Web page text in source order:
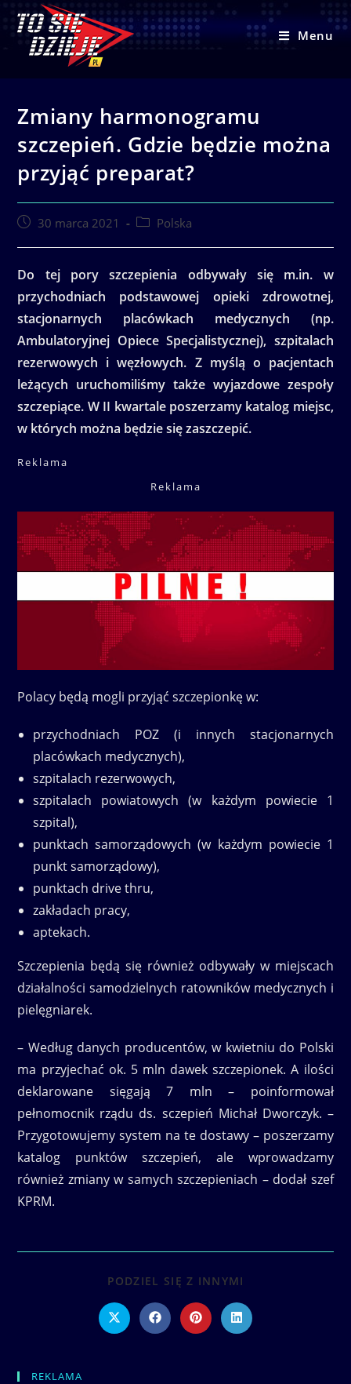
content
Menu
Zmiany harmonogramu
szczepień. Gdzie będzie można
przyjąć preparat?
Post30 marca 2021
PostPolska
Do tej pory szczepienia odbywały się m.in. w
przychodniach podstawowej opieki zdrowotnej,
stacjonarnych placówkach medycznych (np.
Ambulatoryjnej Opiece Specjalistycznej), szpitalach
rezerwowych i węzłowych. Z myślą o pacjentach
leżących uruchomiliśmy także wyjazdowe zespoły
szczepiące. W II kwartale poszerzamy katalog miejsc,
w których można będzie się zaszczepić.
Reklama
Reklama
Polacy będą mogli przyjąć szczepionkę w:
przychodniach POZ (i innych stacjonarnych
placówkach medycznych),
szpitalach rezerwowych,
szpitalach powiatowych (w każdym powiecie 1
szpital),
punktach samorządowych (w każdym powiecie 1
punkt samorządowy),
punktach drive thru,
zakładach pracy,
aptekach.
Szczepienia będą się również odbywały w miejscach
działalności samodzielnych ratowników medycznych i
pielęgniarek.
– Według danych producentów, w kwietniu do Polski
ma przyjechać ok. 5 mln dawek szczepionek. A ilości
deklarowane sięgają 7 mln – poinformował
pełnomocnik rządu ds. sczepień Michał Dworczyk. –
Przygotowujemy system na te dostawy – poszerzamy
katalog punktów szczepień, ale wprowadzamy
również zmiany w samych szczepieniach – dodał szef
KPRM.
PODZIEL SIĘ Z INNYMI
CONTENT
Opens
in
Opens
in
Opens
in
Opens
in
REKLAMA